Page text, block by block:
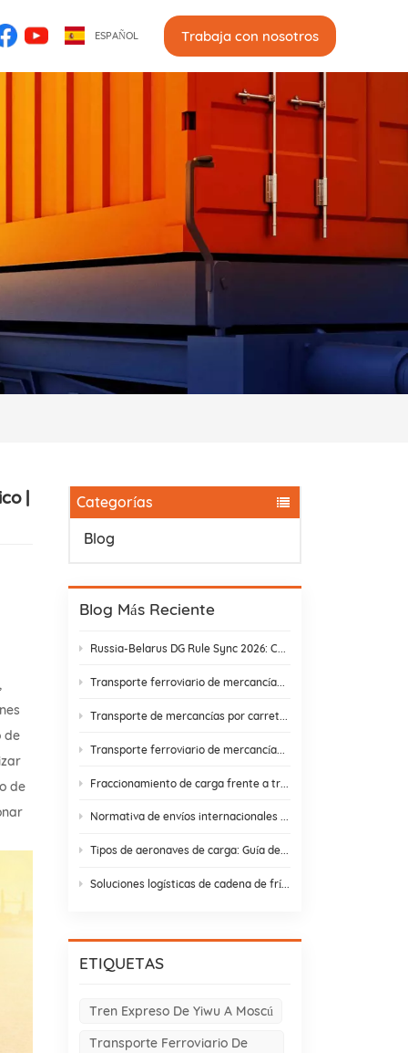
ESPAÑOL Trabaja con nosotros
Categorías
Blog
Blog Más Reciente
Normativa de envíos internacionales y cumplimiento normativo en el comercio electrónico | DR Trans
Tipos de aeronaves de carga: Guía de variantes de aviones de carga para el comercio entre Asia y Europa
Soluciones logísticas de cadena de frío: 9 elementos esenciales y estrategias de diseño
ETIQUETAS
Tren Expreso De Yiwu A Moscú
Transporte Ferroviario De
|
de
de